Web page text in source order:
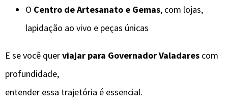
O Centro de Artesanato e Gemas, com lojas,
lapidação ao vivo e peças únicas
E se você querviajar para Governador Valadares com
profundidade,
entender essa trajetória é essencial.